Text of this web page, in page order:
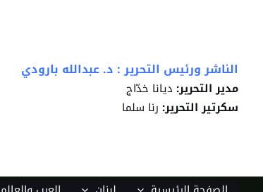
الناشر ورئيس التحرير : د. عبدالله بارودي
مدير التحرير: ديانا خدّاج
سكرتير التحرير: رنا سلما